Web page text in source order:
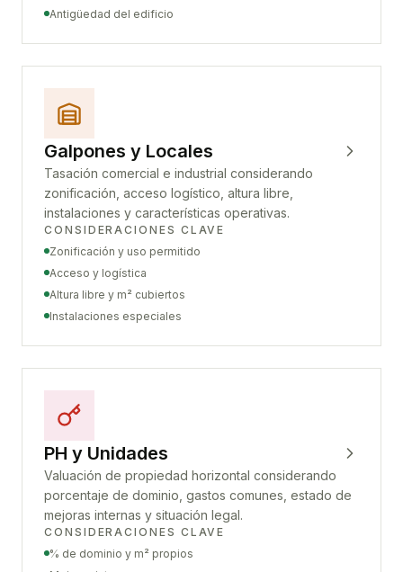
Antigüedad del edificio
Galpones y Locales
Tasación comercial e industrial considerando
zonificación, acceso logístico, altura libre,
instalaciones y características operativas.
CONSIDERACIONES CLAVE
Zonificación y uso permitido
Acceso y logística
Altura libre y m² cubiertos
Instalaciones especiales
PH y Unidades
Valuación de propiedad horizontal considerando
porcentaje de dominio, gastos comunes, estado de
mejoras internas y situación legal.
CONSIDERACIONES CLAVE
% de dominio y m² propios